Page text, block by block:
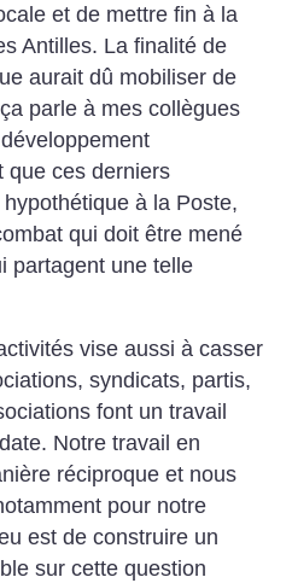
et de mettre fin à la
Antilles. La finalité de
aurait dû mobiliser de
parle à mes collègues
que ces derniers
à la Poste,
qui doit être mené
partagent une telle
vise aussi à casser
syndicats, partis,
font un travail
Notre travail en
réciproque et nous
pour notre
est de construire un
sur cette question